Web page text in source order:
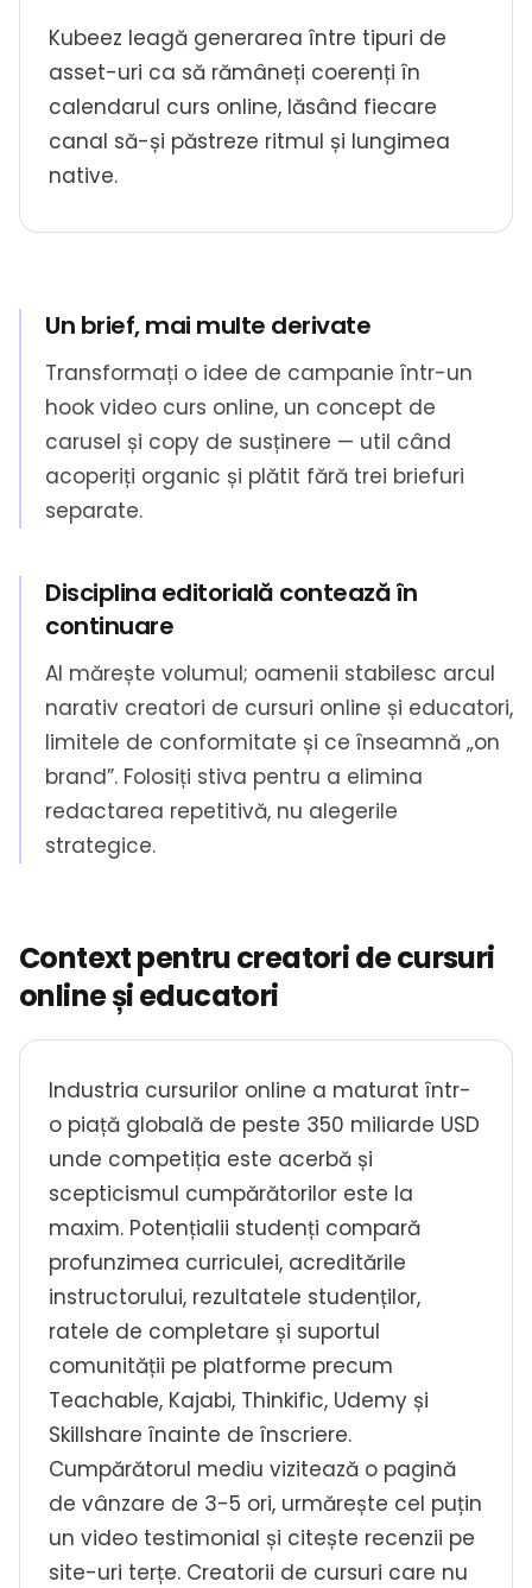
Kubeez leagă generarea între tipuri de
asset-uri ca să rămâneți coerenți în
calendarul curs online, lăsând fiecare
canal să-și păstreze ritmul și lungimea
native.
Un brief, mai multe derivate
Transformați o idee de campanie într-un
hook video curs online, un concept de
carusel și copy de susținere — util când
acoperiți organic și plătit fără trei briefuri
separate.
Disciplina editorială contează în
continuare
AI mărește volumul; oamenii stabilesc arcul
narativ creatori de cursuri online și educatori,
limitele de conformitate și ce înseamnă „on
brand”. Folosiți stiva pentru a elimina
redactarea repetitivă, nu alegerile
strategice.
Context pentru creatori de cursuri
online și educatori
Industria cursurilor online a maturat într-
o piață globală de peste 350 miliarde USD
unde competiția este acerbă și
scepticismul cumpărătorilor este la
maxim. Potențialii studenți compară
profunzimea curriculei, acreditările
instructorului, rezultatele studenților,
ratele de completare și suportul
comunității pe platforme precum
Teachable, Kajabi, Thinkific, Udemy și
Skillshare înainte de înscriere.
Cumpărătorul mediu vizitează o pagină
de vânzare de 3-5 ori, urmărește cel puțin
un video testimonial și citește recenzii pe
site-uri terțe. Creatorii de cursuri care nu